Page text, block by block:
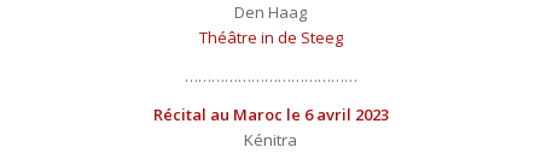
Den Haag
Théâtre in de Steeg
…………………………………
Récital au Maroc le 6 avril 2023
Kénitra